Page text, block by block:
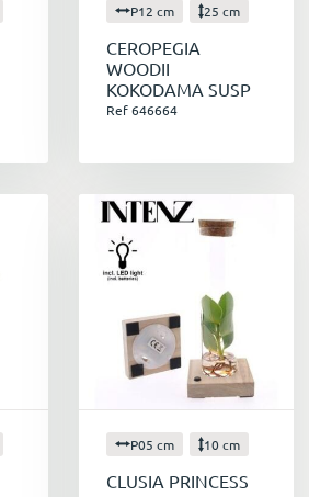
P12 cm 25 cm
CEROPEGIA
WOODII
KOKODAMA SUSP
Ref 646664
P05 cm 10 cm
CLUSIA PRINCESS